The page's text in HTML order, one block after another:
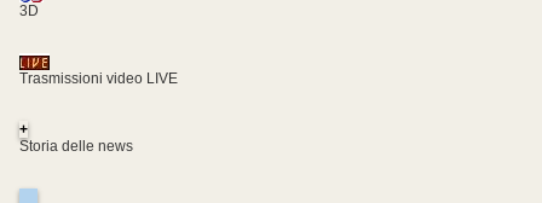
3D
Trasmissioni video LIVE
+
Storia delle news